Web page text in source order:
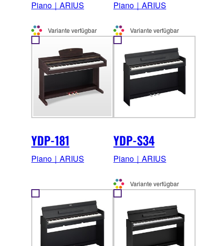
Piano｜ARIUS
Variante verfügbar
Piano｜ARIUS
Variante verfügbar
YDP-181
Piano｜ARIUS
YDP-S34
Piano｜ARIUS
Variante verfügbar